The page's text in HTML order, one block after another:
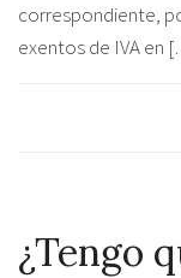
correspondiente,
exentos de IVA en
¿Tengo